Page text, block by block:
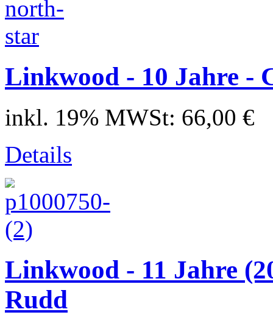
Linkwood - 10 Jahre -
inkl. 19% MWSt: 66,00 €
Details
Linkwood - 11 Jahre
Rudd